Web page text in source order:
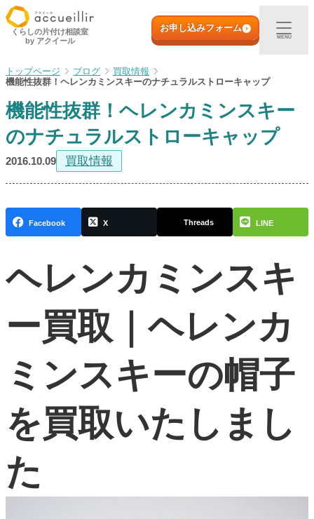
内
容
キ
プ
初めての方へ
出張買取
宅配買取
取扱アイテム
店舗一覧
よくある質問
お問い合わせ
0120-29-5302
受付時間9:00〜18:00（年中無休※年末年始は除く）
お申し込みフォーム
くらしの片付け相談室
by アクイール
お申し込みフォーム
MENU
ブログ
買取情報
機能性抜群！ヘレンカミンスキーのナチュラルストローキャップ
機能性抜群！ヘレンカミンスキー
のナチュラルストローキャップ
2016.10.09 買取情報
Facebook X Threads LINE
ヘレンカミンスキ
ー買取｜ヘレンカ
ミンスキーの帽子
を買取いたしまし
た